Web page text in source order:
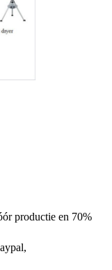
productie en 70%